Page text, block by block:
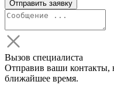
Вызов специалиста
Отправив ваши контакты,
ближайшее время.